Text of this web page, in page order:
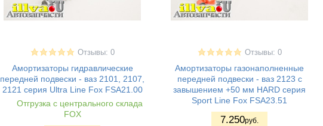
Отзывы: 0
Амортизаторы гидравлические
передней подвески - ваз 2101, 2107,
2121 серия Ultra Line Fox FSA21.00
Отгрузка с центрального склада
FOX
Отзывы: 0
Амортизаторы газонаполненные
передней подвески - ваз 2123 с
завышением +50 мм HARD серия
Sport Line Fox FSA23.51
7.250руб.